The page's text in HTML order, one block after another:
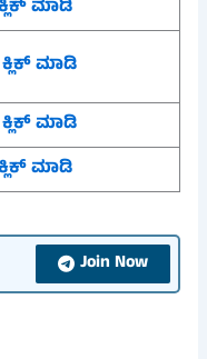
ಮಾಡಿ
ಕ್ಲಿಕ್ ಮಾಡಿ
ಕ್ಲಿಕ್ ಮಾಡಿ
ಮಾಡಿ
Join Now